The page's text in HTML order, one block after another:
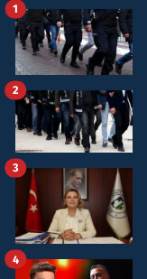
1
2
3
4